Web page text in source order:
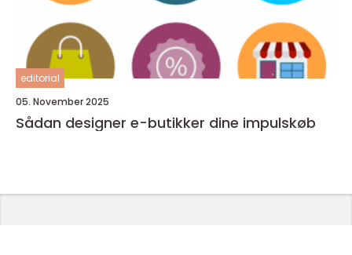
editorial
05. November 2025
Sådan designer e-butikker dine impulskøb